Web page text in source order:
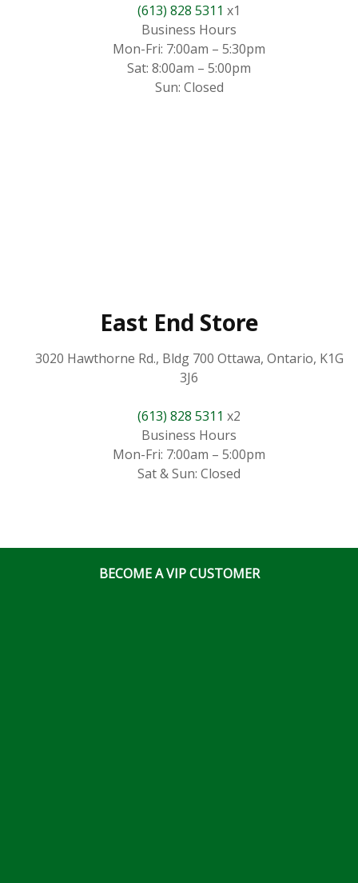
(613) 828 5311 x1
Business Hours
Mon-Fri: 7:00am – 5:30pm
Sat: 8:00am – 5:00pm
Sun: Closed
East End Store
3020 Hawthorne Rd., Bldg 700 Ottawa, Ontario, K1G
3J6
(613) 828 5311 x2
Business Hours
Mon-Fri: 7:00am – 5:00pm
Sat & Sun: Closed
BECOME A VIP CUSTOMER